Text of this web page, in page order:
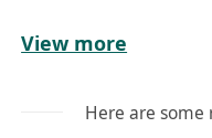
岗位职责：
1、负责短剧、网文
现增收的目标；
View more
Here are